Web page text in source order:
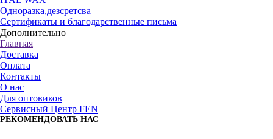
Одноразка,дезсретсва
Сертификаты и благодарственные письма
Дополнительно
Главная
Доставка
Оплата
Контакты
О нас
Для оптовиков
Сервисный Центр FEN
РЕКОМЕНДОВАТЬ НАС